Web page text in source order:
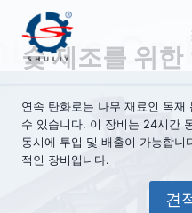
content
숯 제조를 위한
연속 탄화로는 나무 재료인 목재
수 있습니다. 이 장비는 24시간
동시에 투입 및 배출이 가능합
적인 장비입니다.
견